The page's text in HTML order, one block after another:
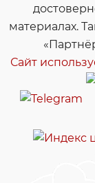
материалах.
Сайт